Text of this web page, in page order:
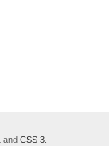
and CSS 3